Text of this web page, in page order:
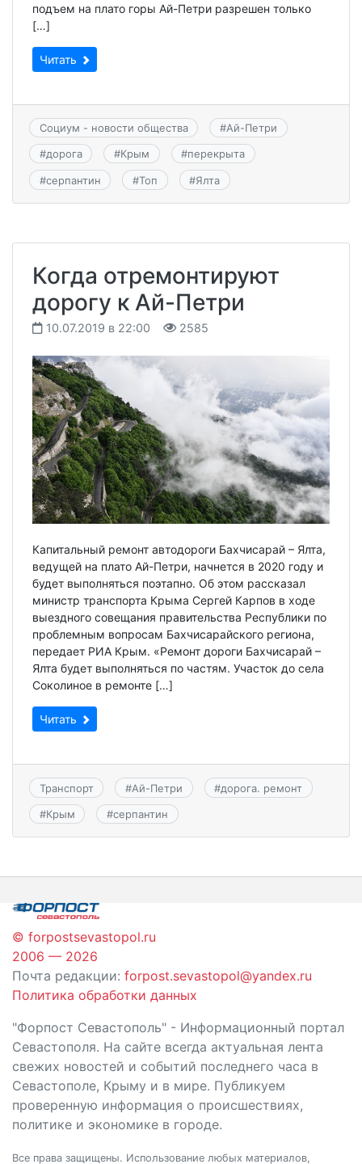
подъем на плато горы Ай-Петри разрешен только
[…]
Читать
Социум - новости общества #Ай-Петри
#дорога #Крым #перекрыта
#серпантин #Топ #Ялта
Когда отремонтируют
дорогу к Ай-Петри
10.07.2019 в 22:00 2585
Капитальный ремонт автодороги Бахчисарай – Ялта,
ведущей на плато Ай-Петри, начнется в 2020 году и
будет выполняться поэтапно. Об этом рассказал
министр транспорта Крыма Сергей Карпов в ходе
выездного совещания правительства Республики по
проблемным вопросам Бахчисарайского региона,
передает РИА Крым. «Ремонт дороги Бахчисарай –
Ялта будет выполняться по частям. Участок до села
Соколиное в ремонте […]
Читать
Транспорт #Ай-Петри #дорога. ремонт
#Крым #серпантин
© forpostsevastopol.ru
2006 — 2026
Почта редакции: forpost.sevastopol@yandex.ru
Политика обработки данных
"Форпост Севастополь" - Информационный портал
Севастополя. На сайте всегда актуальная лента
свежих новостей и событий последнего часа в
Севастополе, Крыму и в мире. Публикуем
проверенную информация о происшествиях,
политике и экономике в городе.
Все права защищены. Использование любых материалов,